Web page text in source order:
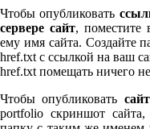
Чтобы опубликовать
сервере сайт, поместите
ему имя сайта. Создайте
href.txt с ссылкой на ваш
href.txt помещать ничего
Чтобы опубликовать
port­fo­lio скриншот